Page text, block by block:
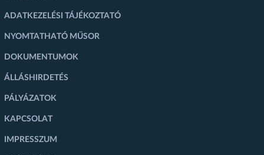
ADATKEZELÉSI TÁJÉKOZTATÓ
NYOMTATHATÓ MŰSOR
DOKUMENTUMOK
ÁLLÁSHIRDETÉS
PÁLYÁZATOK
KAPCSOLAT
IMPRESSZUM